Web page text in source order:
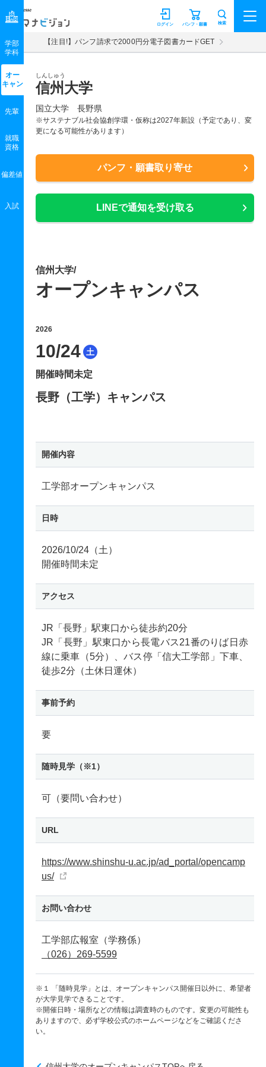
マナビジョン パンフ・願書
ログイン 検索
【注目!】パンフ請求で2000円分電子図書カードGET
しんしゅう
信州大学
国立大学 長野県
※サステナブル社会協創学環・仮称は2027年新設（予定であり、変
更になる可能性があります）
パンフ・願書取り寄せ
LINEで通知を受け取る
学部
学科
オー
キャン
先輩
就職
資格
偏差値
入試
信州大学/
オープンキャンパス
2026
10/24 土
開催時間未定
長野（工学）キャンパス
開催内容
工学部オープンキャンパス
日時
2026/10/24（土）
開催時間未定
アクセス
JR「長野」駅東口から徒歩約20分
JR「長野」駅東口から長電バス21番のりば日赤
線に乗車（5分）、バス停「信大工学部」下車、
徒歩2分（土休日運休）
事前予約
要
随時見学（※1）
可（要問い合わせ）
URL
https://www.shinshu-u.ac.jp/ad_portal/opencamp
us/
お問い合わせ
工学部広報室（学務係）
（026）269-5599
※１ 「随時見学」とは、オープンキャンパス開催日以外に、希望者
が大学見学できることです。
※開催日時・場所などの情報は調査時のものです。変更の可能性も
ありますので、必ず学校公式のホームページなどをご確認くださ
い。